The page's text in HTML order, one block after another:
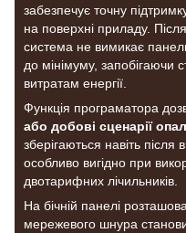
забезпечує точну
на поверхні приладу.
система не вимикає
до мінімуму, запобігаючи
витратам енергії.
Функція програматора
або добові сценарії
зберігаються навіть
особливо вигідно при
двотарифних лічильників.
На бічній панелі
мережевого шнура